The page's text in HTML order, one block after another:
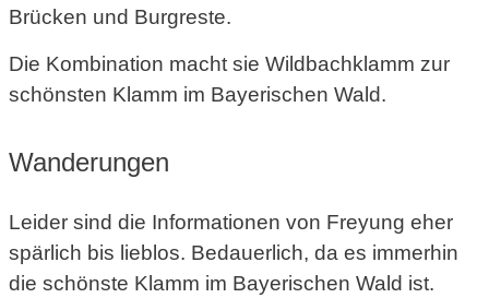
Brücken und Burgreste.
Die Kombination macht sie Wildbachklamm zur
schönsten Klamm im Bayerischen Wald.
Wanderungen
Leider sind die Informationen von Freyung eher
spärlich bis lieblos. Bedauerlich, da es immerhin
die schönste Klamm im Bayerischen Wald ist.